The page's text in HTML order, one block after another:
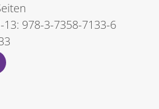
13: 978-3-7358-7133-6